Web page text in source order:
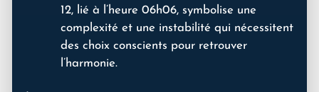
12, lié à l’heure 06h06, symbolise une
complexité et une instabilité qui nécessitent
des choix conscients pour retrouver
l’harmonie.